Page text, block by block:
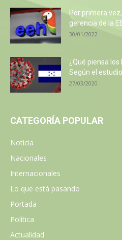
Por primera
gerencia de la
30/01/2022
¿Qué piensa
Según el estudio
27/03/2020
CATEGORÍA POPULAR
Noticia
Nacionales
Internacionales
Lo que está pasando
Portada
Política
Actualidad